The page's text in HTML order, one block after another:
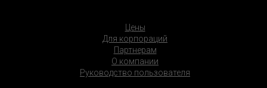
Цены
Для корпораций
Партнерам
О компании
Руководство пользователя